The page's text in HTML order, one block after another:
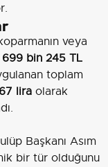
veya
699 bin 245 TL
toplam
lira olarak
Başkanı Asım
bir tür olduğunu